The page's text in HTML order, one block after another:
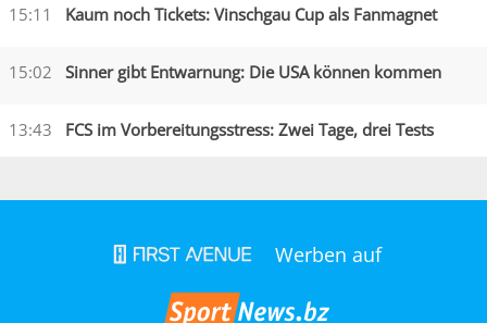
15:11 Kaum noch Tickets: Vinschgau Cup als Fanmagnet
15:02 Sinner gibt Entwarnung: Die USA können kommen
13:43 FCS im Vorbereitungsstress: Zwei Tage, drei Tests
Werben auf